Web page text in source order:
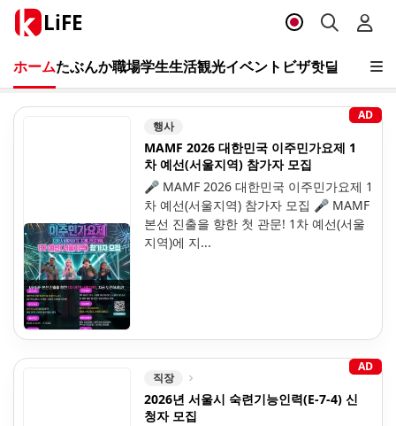
LiFE
ホームたぶんか職場学生生活観光イベント ビザ핫딜
AD
행사
MAMF 2026 대한민국 이주민가요제 1
차 예선(서울지역) 참가자 모집
🎤 MAMF 2026 대한민국 이주민가요제 1
차 예선(서울지역) 참가자 모집 🎤 MAMF
본선 진출을 향한 첫 관문! 1차 예선(서울
지역)에 지...
AD
직장
2026년 서울시 숙련기능인력(E-7-4) 신
청자 모집